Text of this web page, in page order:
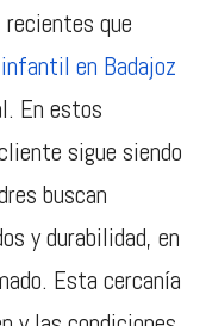
que
en Badajoz
En estos
sigue siendo
buscan
y durabilidad, en
Esta cercanía